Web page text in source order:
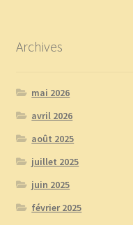
Archives
mai 2026
avril 2026
août 2025
juillet 2025
juin 2025
février 2025